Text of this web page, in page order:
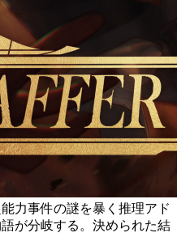
力事件の謎を暴く推理アド
が分岐する。決められた結